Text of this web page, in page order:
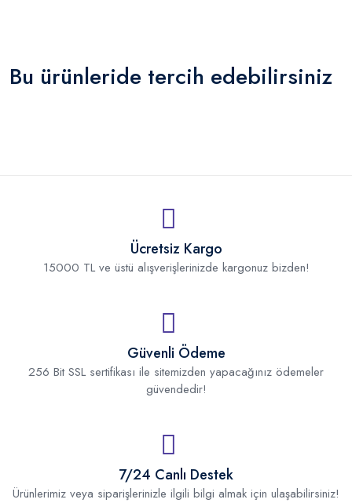
Bu ürünleride tercih edebilirsiniz
Ücretsiz Kargo
15000 TL ve üstü alışverişlerinizde kargonuz bizden!
Güvenli Ödeme
256 Bit SSL sertifikası ile sitemizden yapacağınız ödemeler
güvendedir!
7/24 Canlı Destek
Ürünlerimiz veya siparişlerinizle ilgili bilgi almak için ulaşabilirsiniz!